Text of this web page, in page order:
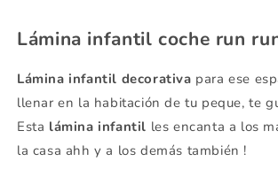
Lámina infantil coche run
Lámina infantil decorativa para ese
llenar en la habitación de tu peque, te
Esta lámina infantil les encanta a los
la casa ahh y a los demás también !